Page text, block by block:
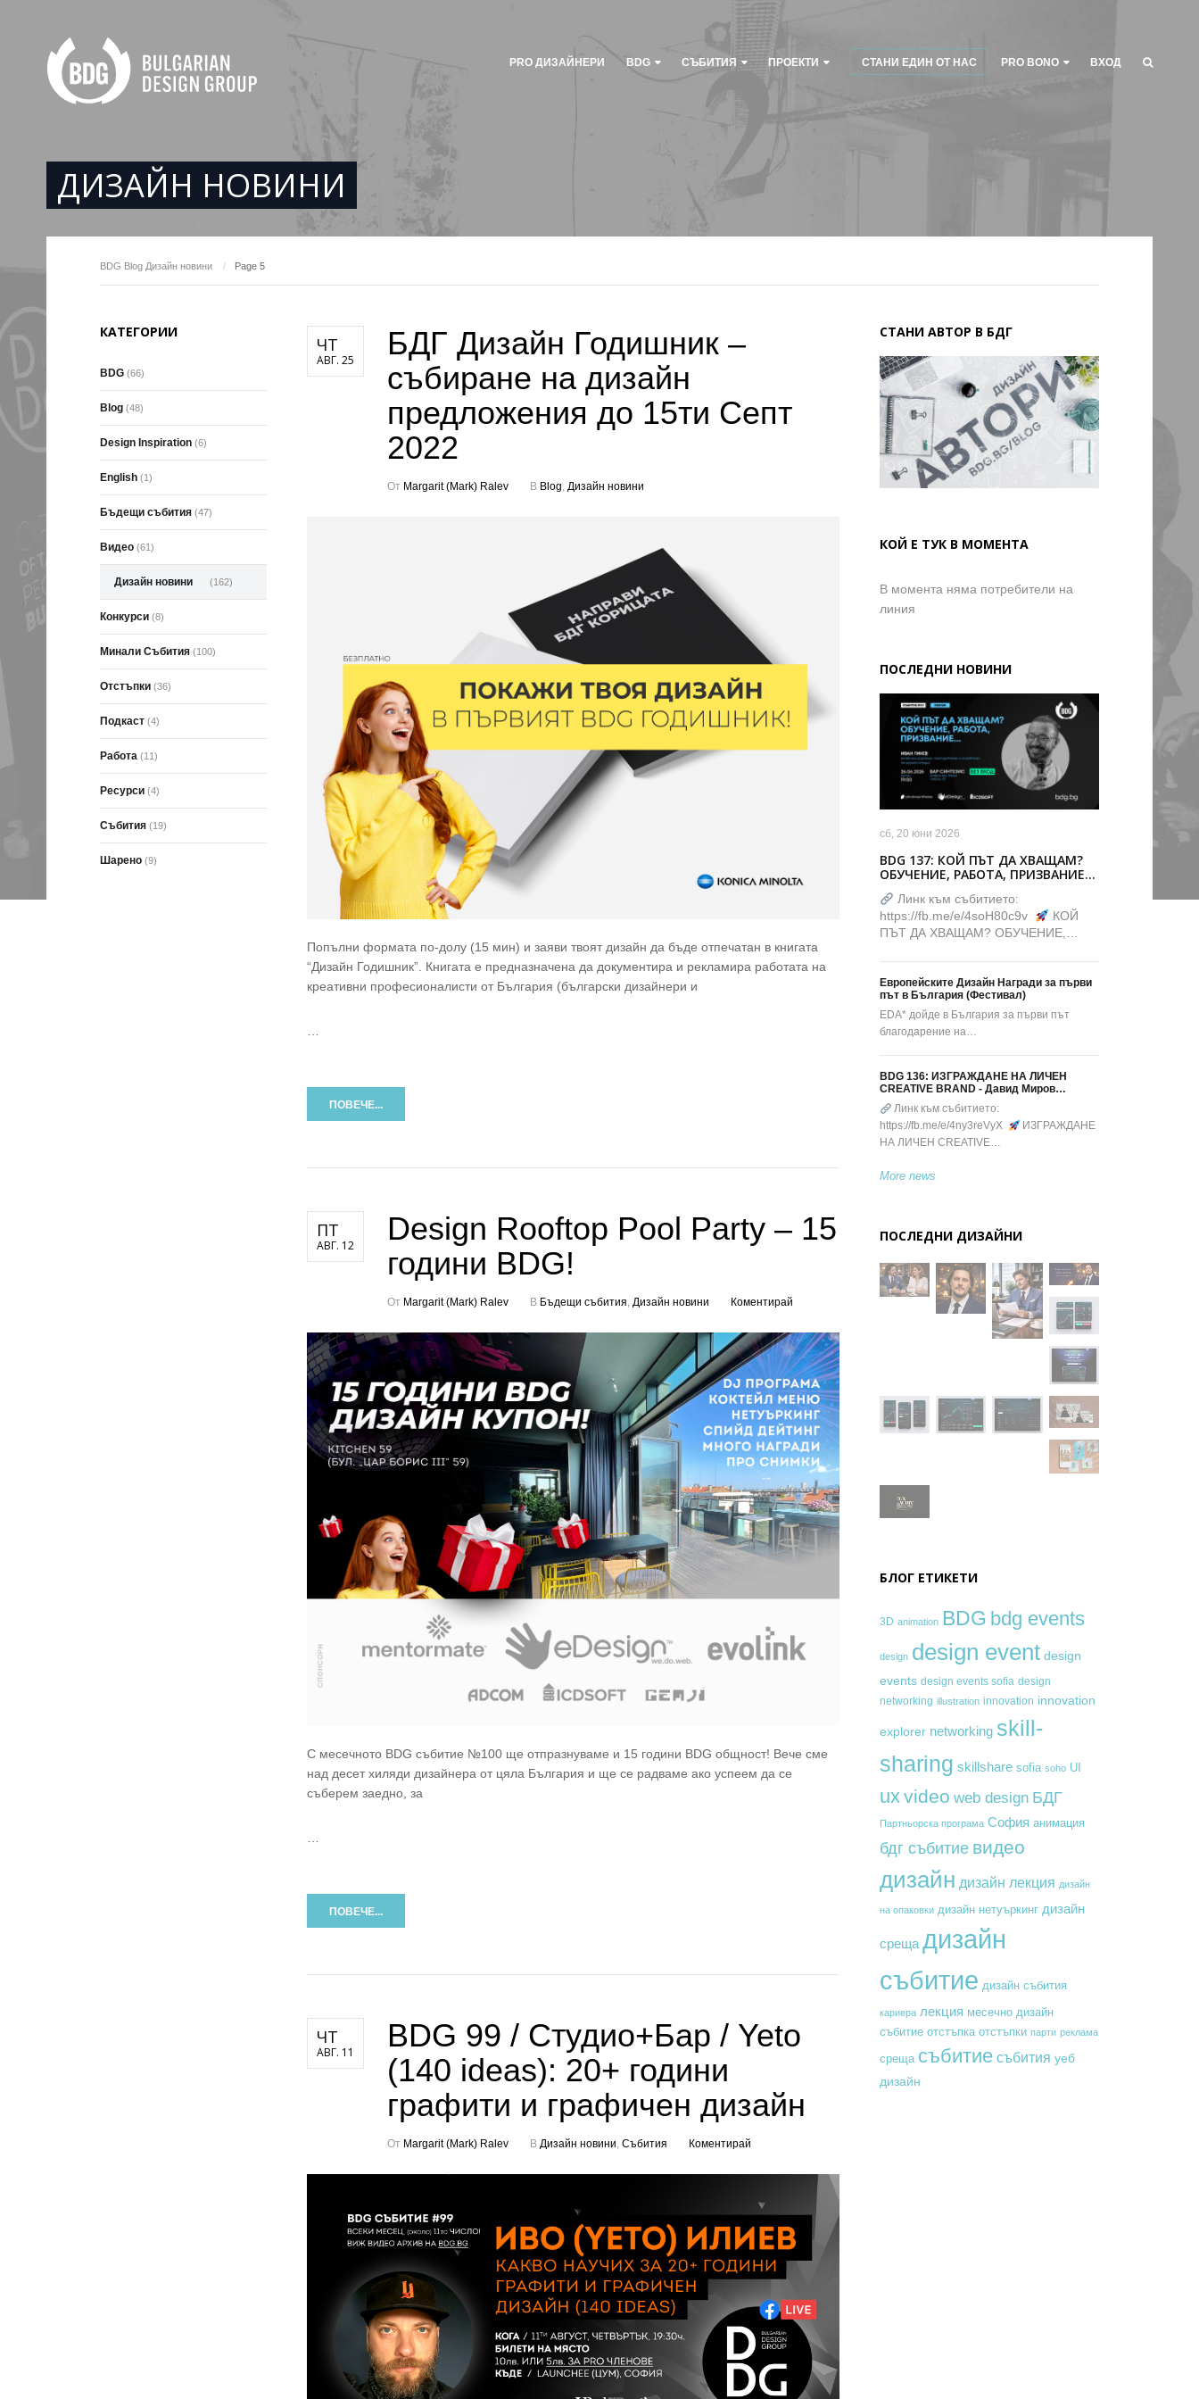
PRO ДИЗАЙНЕРИ BDG СЪБИТИЯ ПРОЕКТИ СТАНИ ЕДИН ОТ НАС PRO BONO ВХОД
ДИЗАЙН НОВИНИ
BDG Blog Дизайн новини Page 5
ЧТ
АВГ. 25
БДГ Дизайн Годишник –
събиране на дизайн
предложения до 15ти Септ
2022
От Margarit (Mark) Ralev В Blog,Дизайн новини
Попълни формата по-долу (15 мин) и заяви твоят дизайн да бъде отпечатан в книгата
“Дизайн Годишник”. Книгата е предназначена да документира и рекламира работата на
креативни професионалисти от България (български дизайнери и
ПОВЕЧЕ...
ПТ
АВГ. 12
Design Rooftop Pool Party – 15
години BDG!
От Margarit (Mark) Ralev В Бъдещи събития Дизайн новини Коментирай
С месечното BDG събитие №100 ще отпразнуваме и 15 години BDG общност! Вече сме
над десет хиляди дизайнера от цяла България и ще се радваме ако успеем да се
съберем заедно, за
…
ПОВЕЧЕ...
ЧТ
АВГ. 11
BDG 99 / Студио+Бар / Yeto
(140 ideas): 20+ години
графити и графичен дизайн
От Margarit (Mark) Ralev ВДизайн новини,Събития Коментирай
КАТЕГОРИИ
BDG (66)
Blog (48)
Design Inspiration (6)
English (1)
Бъдещи събития (47)
Видео (61)
Дизайн новини (162)
Конкурси (8)
Минали Събития (100)
Отстъпки (36)
Подкаст (4)
Работа (11)
Ресурси (4)
Събития (19)
Шарено (9)
СТАНИ АВТОР В БДГ
КОЙ Е ТУК В МОМЕНТА
В момента няма потребители на
линия
ПОСЛЕДНИ НОВИНИ
сб, 20 юни 2026
BDG 137: КОЙ ПЪТ ДА ХВАЩАМ?
ОБУЧЕНИЕ, РАБОТА, ПРИЗВАНИЕ…
Линк към събитието:
https://fb.me/e/4soH80c9v
КОЙ
ПЪТ ДА ХВАЩАМ? ОБУЧЕНИЕ,…
Европейските Дизайн Награди за първи
път в България (Фестивал)
EDA* дойде в България за първи път
благодарение на…
BDG 136: ИЗГРАЖДАНЕ НА ЛИЧЕН
CREATIVE BRAND - Давид Миров…
Линк към събитието:
https://fb.me/e/4ny3reVyX
ИЗГРАЖДАНЕ
НА ЛИЧЕН CREATIVE…
More news
ПОСЛЕДНИ ДИЗАЙНИ
БЛОГ ЕТИКЕТИ
3D animation BDG bdg events
design design event design
events design events sofia design
networking illustration innovation innovation
explorer networking skill-
sharing skillshare sofia soho UI
uxvideo web design БДГ
Партньорска програма София анимация
бдг събитие видео
дизайн дизайн лекция дизайн
на опаковки дизайн нетуъркинг дизайн
среща дизайн
събитие дизайн събития
кариера лекция месечно дизайн
събитие отстъпка отстъпки парти реклама
среща събитие събития уеб
дизайн